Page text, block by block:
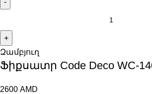
Զամբյուղ
Ֆիքսատր Code Deco WC-
2600 AMD